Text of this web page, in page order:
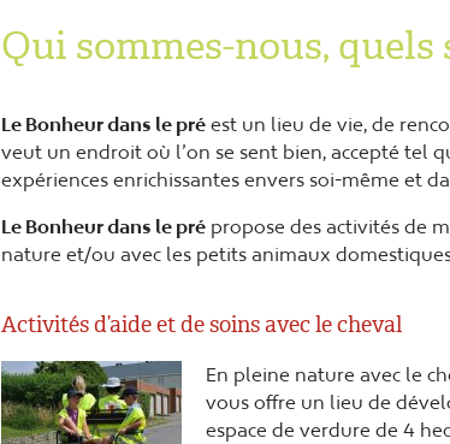
Qui sommes-nous,
Le Bonheur dans le pré est un lieu de vie, de
veut un endroit où l’on se sent bien, accepté tel
expériences enrichissantes envers soi-même et
Le Bonheur dans le pré propose des activités de
nature et/ou avec les petits animaux
Activités d’aide et de soins avec le cheval
En pleine nature avec le
vous offre un lieu de
espace de verdure de 4